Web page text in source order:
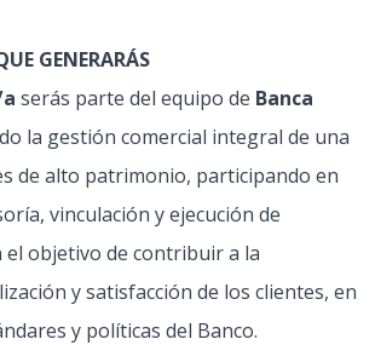
GENERARÁS
serás parte del equipo de Banca
la gestión comercial integral de una
de alto patrimonio, participando en
vinculación y ejecución de
el objetivo de contribuir a la
y satisfacción de los clientes, en
y políticas del Banco.